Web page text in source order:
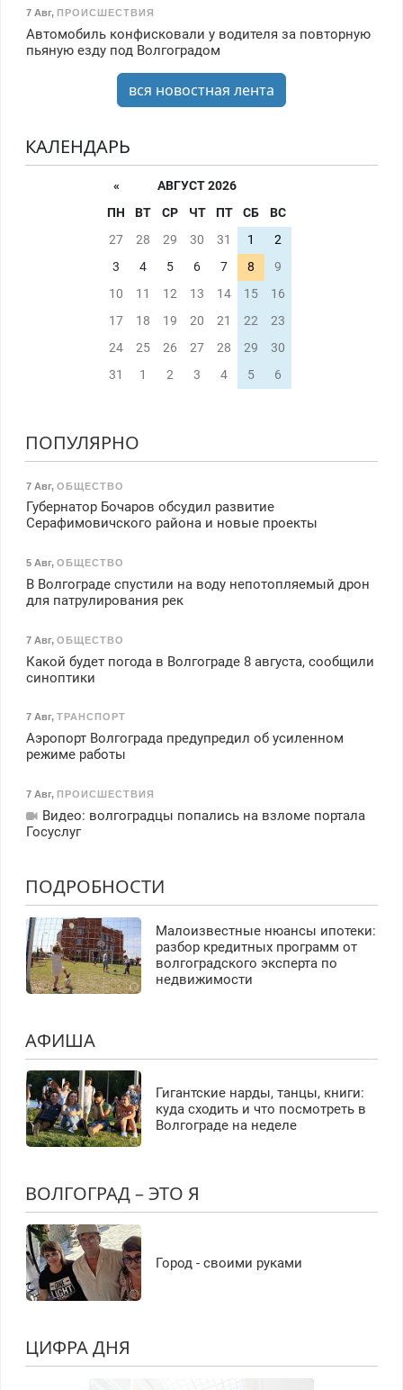
7 Авг, ПРОИСШЕСТВИЯ
Автомобиль конфисковали у водителя за повторную
пьяную езду под Волгоградом
вся новостная лента
КАЛЕНДАРЬ
«
АВГУСТ 2026
ПН
ВТ СР ЧТ ПТ СБ
ВС
27
28 29 30 31 1
2
3
4 5 6 7 8
9
10
11 12 13 14 15
16
17
18 19 20 21 22
23
24
25 26 27 28 29
30
31
1 2 3 4 5 6
ПОПУЛЯРНО
7 Авг, ОБЩЕСТВО
Губернатор Бочаров обсудил развитие
Серафимовичского района и новые проекты
5 Авг, ОБЩЕСТВО
В Волгограде спустили на воду непотопляемый дрон
для патрулирования рек
7 Авг, ОБЩЕСТВО
Какой будет погода в Волгограде 8 августа, сообщили
синоптики
7 Авг, ТРАНСПОРТ
Аэропорт Волгограда предупредил об усиленном
режиме работы
7 Авг, ПРОИСШЕСТВИЯ
Видео: волгоградцы попались на взломе портала
Госуслуг
ПОДРОБНОСТИ
Малоизвестные нюансы ипотеки:
разбор кредитных программ от
волгоградского эксперта по
недвижимости
АФИША
Гигантские нарды, танцы, книги:
куда сходить и что посмотреть в
Волгограде на неделе
ВОЛГОГРАД – ЭТО Я
Город - своими руками
ЦИФРА ДНЯ